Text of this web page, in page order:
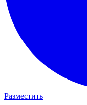
Разместить